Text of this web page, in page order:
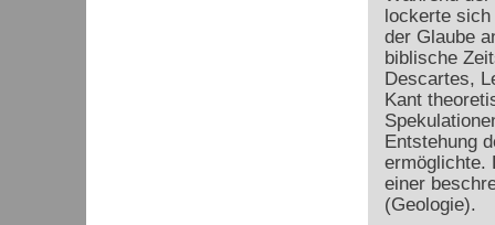
lockerte
der Glaube
biblische
Descartes,
Kant
Entstehung
ermöglichte.
einer
(Geologie).